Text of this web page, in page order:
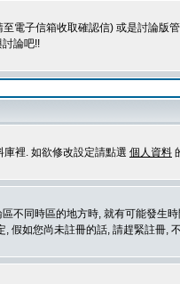
電子信箱收取確認信) 或是討論
論吧!!
裡. 如欲修改設定請點選 個人資料
不同時區的地方時, 就有可能發
假如您尚未註冊的話, 請趕緊註冊,